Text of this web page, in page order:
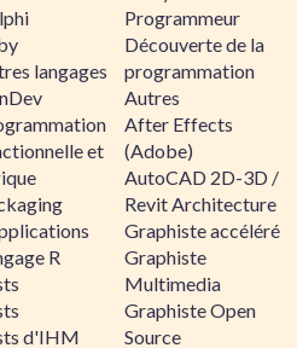
langages
et
R
d'IHM
Programmeur
Découverte de la
programmation
Autres
After Effects
(Adobe)
AutoCAD 2D-3D /
Revit Architecture
Graphiste accéléré
Graphiste
Multimedia
Graphiste Open
Source